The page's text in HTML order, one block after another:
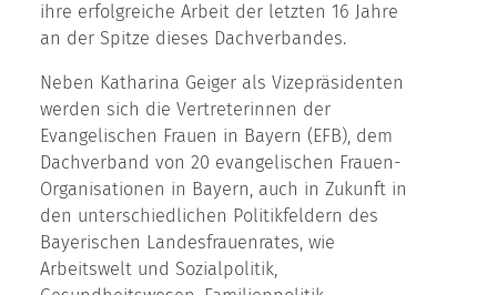
ihre erfolgreiche Arbeit der letzten 16 Jahre
an der Spitze dieses Dachverbandes.
Neben Katharina Geiger als Vizepräsidenten
werden sich die Vertreterinnen der
Evangelischen Frauen in Bayern (EFB), dem
Dachverband von 20 evangelischen Frauen-
Organisationen in Bayern, auch in Zukunft in
den unterschiedlichen Politikfeldern des
Bayerischen Landesfrauenrates, wie
Arbeitswelt und Sozialpolitik,